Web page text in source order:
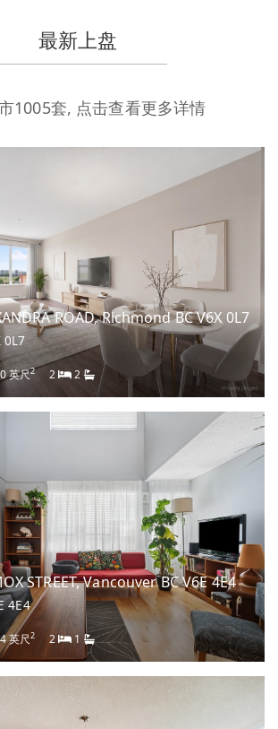
最新上盘
1005套, 点击查看更多详情
ROAD, Richmond BC V6X 0L7
0L7
英尺2 2 2
STREET, Vancouver BC V6E 4E4
4E4
英尺2 2 1